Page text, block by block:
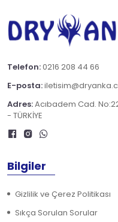
Telefon:0216 208 44 66
E-posta:
Adres:Acıbadem Cad.
- TÜRKİYE
Bilgiler
Gizlilik ve Çerez Politikası
Sıkça Sorulan Sorular